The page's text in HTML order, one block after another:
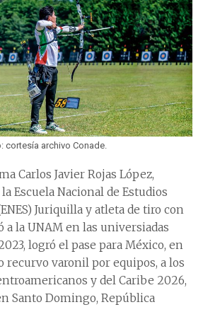
cortesía archivo Conade.
Carlos Javier Rojas López,
Escuela Nacional de Estudios
Juriquilla y atleta de tiro con
a la UNAM en las universiadas
logró el pase para México, en
recurvo varonil por equipos, a los
y del Caribe 2026,
Santo Domingo, República